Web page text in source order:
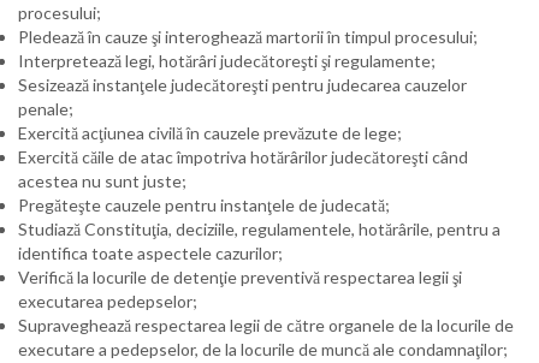
procesului;
Pledează în cauze şi interoghează martorii în timpul procesului;
Interpretează legi, hotărâri judecătoreşti şi regulamente;
Sesizează instanţele judecătoreşti pentru judecarea cauzelor
penale;
Exercită acţiunea civilă în cauzele prevăzute de lege;
Exercită căile de atac împotriva hotărârilor judecătoreşti când
acestea nu sunt juste;
Pregăteşte cauzele pentru instanţele de judecată;
Studiază Constituţia, deciziile, regulamentele, hotărârile, pentru a
identifica toate aspectele cazurilor;
Verifică la locurile de detenţie preventivă respectarea legii şi
executarea pedepselor;
Supraveghează respectarea legii de către organele de la locurile de
executare a pedepselor, de la locurile de muncă ale condamnaţilor;